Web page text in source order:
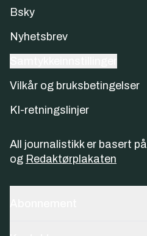
Bsky
Nyhetsbrev
Vilkår og bruksbetingelser
KI-retningslinjer
All journalistikk er basert på
og Redaktørplakaten